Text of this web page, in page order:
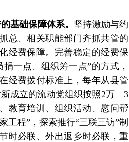
基础保障体系。 坚持激励与约
总、相关职能部门齐抓共管的
经费保障。完善稳定的经费保
一点、组织筹一点”的方式，
经费拨付标准上，每年从县管
成立的流动党组织按照2万—3
教育培训、组织活动、慰问帮
工程”，探索推行“三联三访”制
时必联、外出返乡时必联，重